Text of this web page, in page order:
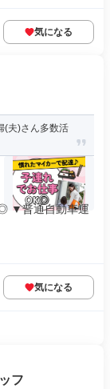
気になる
(夫)さん多数活
▼普通自動車運
気になる
フ